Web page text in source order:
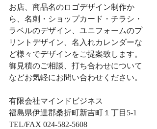
お店、商品名のロゴデザイン制作か
ら、名刺・ショップカード・チラシ・
ラベルのデザイン、ユニフォームのプ
リントデザイン、名入れカレンダーな
ど様々でデザインをご提案致します。
​​御見積のご相談、打ち合わせについて
などお気軽にお問い合わせください。
有限会社マインドビジネス
福島県伊達郡桑折町新吉町１丁目5-1
TEL/FAX 024-582-5608